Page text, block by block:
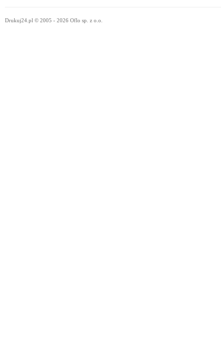
Drukuj24.pl © 2005 - 2026 Oflo sp. z o.o.